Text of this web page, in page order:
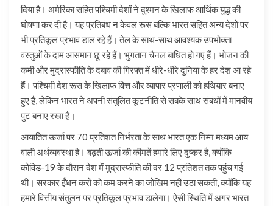
दिया है। अमेरिका सहित पश्चिमी देशों ने दुश्मन के खिलाफ आर्थिक युद्ध की
घोषणा कर दी है। यह प्रतिबंध न केवल रूस बल्कि भारत सहित अन्य देशों पर
भी प्रतिकूल प्रभाव डाल रहे हैं। तेल के साथ-साथ आवश्यक उपभोक्ता
वस्तुओं के दाम आसमान छू रहे हैं। भुगतान चैनल बाधित हो गए हैं। भोजन की
कमी और मुद्रास्फीति के दबाव की गिरफ्त में धीरे-धीरे दुनिया के हर देश आ रहे
हैं। पश्चिमी देश रूस के खिलाफ वित्त और व्यापार प्रणाली को हथियार बनाए
हुए हैं, लेकिन भारत ने अपनी संतुलित कूटनीति से सबके साथ संबंधों में मानवीय
पुट बनाए रखा है।
आयातित ऊर्जा पर 70 प्रतिशत निर्भरता के साथ भारत एक निम्न मध्यम आय
वाली अर्थव्यवस्था है। बढ़ती ऊर्जा की कीमतें हमारे लिए दुष्कर है, क्योंकि
कोविड-19 के दौरान देश में मुद्रास्फीति की दर 12 प्रतिशत तक पहुंच गई
थी। सरकार ईंधन करों को कम करने का जोखिम नहीं उठा सकती, क्योंकि यह
हमारे वित्तीय संतुलन पर प्रतिकूल प्रभाव डालेगा। ऐसी स्थिति में अगर भारत